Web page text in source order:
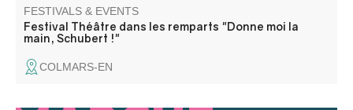
FESTIVALS & EVENTS
Festival Théâtre dans les remparts "Donne moi la
main, Schubert !"
COLMARS-EN